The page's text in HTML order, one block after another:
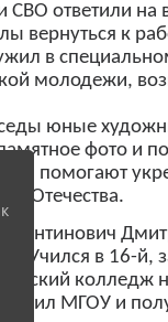
СВО ответили на
вернуться к
в
молодежи,
юные
фото и
помогают
Отечества.
Валентинович
Учился в 16-
колледж
МГОУ и